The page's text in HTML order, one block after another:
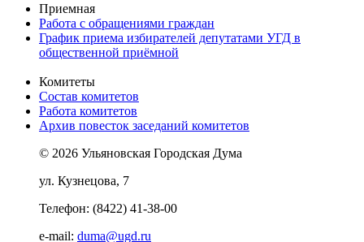
Приемная
Работа с обращениями граждан
График приема избирателей депутатами УГД в
общественной приёмной
Комитеты
Состав комитетов
Работа комитетов
Архив повесток заседаний комитетов
© 2026 Ульяновская Городская Дума
ул. Кузнецова, 7
Телефон: (8422) 41-38-00
e-mail: duma@ugd.ru